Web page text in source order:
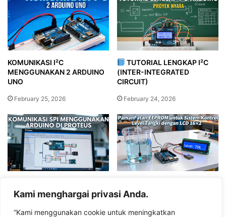
Kami menghargai privasi Anda.
“Kami menggunakan cookie untuk meningkatkan
KOMUNIKASI I²C
MENGGUNAKAN 2 ARDUINO
UNO
February 25, 2026
TUTORIAL LENGKAP I²C
(INTER-INTEGRATED
CIRCUIT)
February 24, 2026
MENGGUNAKAN ARDUINO DI
Sistem Kontrol Level Tangki